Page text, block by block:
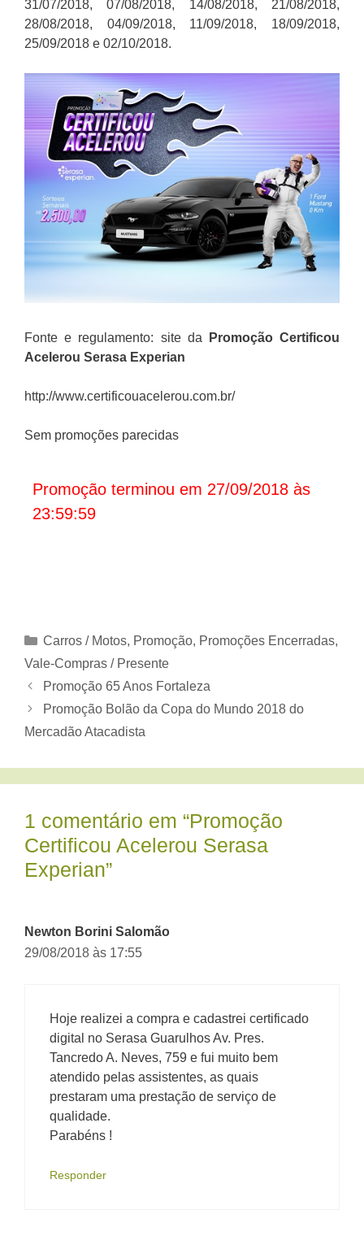
31/07/2018, 07/08/2018, 14/08/2018, 21/08/2018,
28/08/2018, 04/09/2018, 11/09/2018, 18/09/2018,
25/09/2018 e 02/10/2018.
Fonte e regulamento: site da
Promoção Certificou
Acelerou Serasa Experian
http://www.certificouacelerou.com.br/
Sem promoções parecidas
Promoção terminou em 27/09/2018 às
23:59:59
Categorias
Carros / Motos, Promoção, Promoções Encerradas,
Vale-Compras / Presente
Promoção 65 Anos Fortaleza
Promoção Bolão da Copa do Mundo 2018 do
Mercadão Atacadista
1 comentário em “Promoção
Certificou Acelerou Serasa
Experian”
Newton Borini Salomão
29/08/2018 às 17:55
Hoje realizei a compra e cadastrei certificado
digital no Serasa Guarulhos Av. Pres.
Tancredo A. Neves, 759 e fui muito bem
atendido pelas assistentes, as quais
prestaram uma prestação de serviço de
qualidade.
Parabéns !
Responder